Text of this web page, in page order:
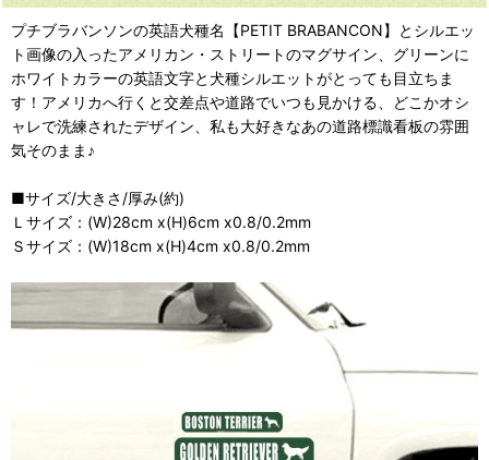
プチブラバンソンの英語犬種名【PETIT BRABANCON】とシルエッ
ト画像の入ったアメリカン・ストリートのマグサイン、グリーンに
ホワイトカラーの英語文字と犬種シルエットがとっても目立ちま
す！アメリカへ行くと交差点や道路でいつも見かける、どこかオシ
ャレで洗練されたデザイン、私も大好きなあの道路標識看板の雰囲
気そのまま♪
■サイズ/大きさ/厚み(約)
Ｌサイズ：(W)28cm x(H)6cm x0.8/0.2mm
Ｓサイズ：(W)18cm x(H)4cm x0.8/0.2mm